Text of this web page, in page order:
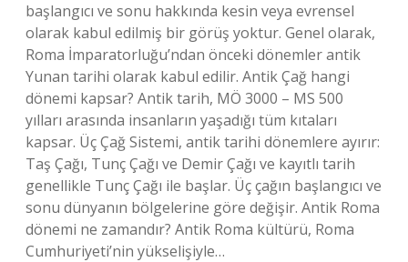
başlangıcı ve sonu hakkında kesin veya evrensel
olarak kabul edilmiş bir görüş yoktur. Genel olarak,
Roma İmparatorluğu’ndan önceki dönemler antik
Yunan tarihi olarak kabul edilir. Antik Çağ hangi
dönemi kapsar? Antik tarih, MÖ 3000 – MS 500
yılları arasında insanların yaşadığı tüm kıtaları
kapsar. Üç Çağ Sistemi, antik tarihi dönemlere ayırır:
Taş Çağı, Tunç Çağı ve Demir Çağı ve kayıtlı tarih
genellikle Tunç Çağı ile başlar. Üç çağın başlangıcı ve
sonu dünyanın bölgelerine göre değişir. Antik Roma
dönemi ne zamandır? Antik Roma kültürü, Roma
Cumhuriyeti’nin yükselişiyle…